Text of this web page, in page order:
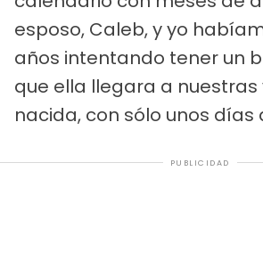
esposo, Caleb, y yo
años intentando tener un
que ella llegara a nuestras
nacida, con sólo unos días
PUBLICIDAD